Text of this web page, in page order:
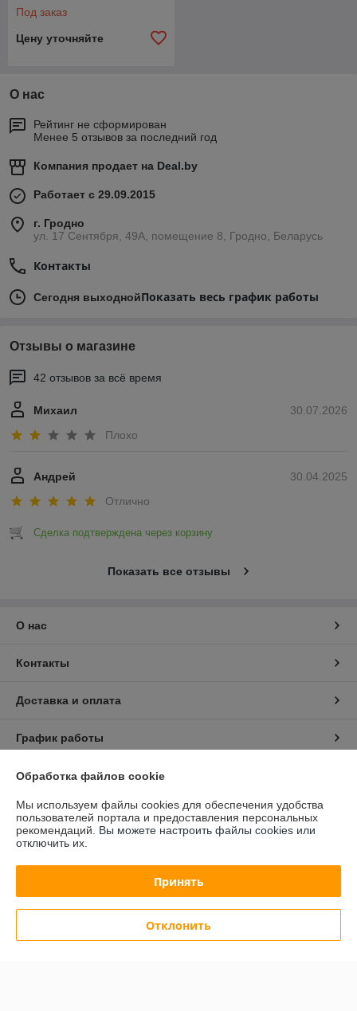
Под заказ
Цену уточняйте
О нас
Рейтинг не сформирован
Менее 5 отзывов за последний год
Компания продает на Deal.by
Работает с 29.09.2015
г. Гродно
ул. 17 Сентября, 49А, помещение 8, Гродно, Беларусь
Контакты
Сегодня выходнойПоказать весь график работы
Отзывы о магазине
42 отзывов за всё время
30.07.2026
Михаил
Плохо
30.04.2025
Андрей
Отлично
Сделка подтверждена через корзину
Показать все отзывы
О нас
Контакты
Доставка и оплата
График работы
Полная версия сайта
Политика обработки cookies
Сайт создан на платформе Deal.by
Обработка файлов cookie
Мы используем файлы cookies для обеспечения удобства
пользователей портала и предоставления персональных
рекомендаций. Вы можете настроить файлы cookies или
отключить их.
Принять
Отклонить